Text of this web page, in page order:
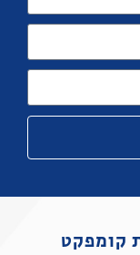
קומפקט